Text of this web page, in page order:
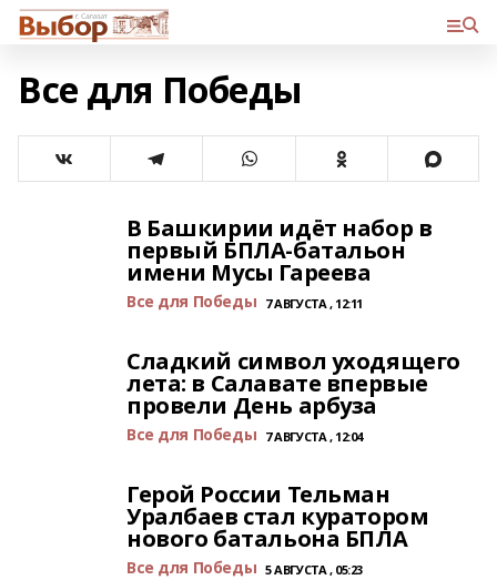
Все для Победы
В Башкирии идёт набор в
первый БПЛА-батальон
имени Мусы Гареева
Все для Победы 7 АВГУСТА , 12:11
Сладкий символ уходящего
лета: в Салавате впервые
провели День арбуза
Все для Победы 7 АВГУСТА , 12:04
Герой России Тельман
Уралбаев стал куратором
нового батальона БПЛА
Все для Победы 5 АВГУСТА , 05:23